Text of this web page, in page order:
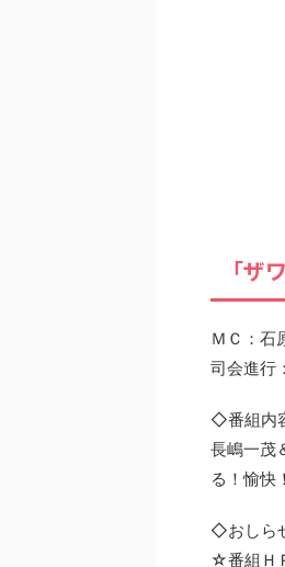
「ザ
ＭＣ：
司会進行
◇番組内
長嶋一茂
る！愉快
◇おしら
☆番組Ｈ